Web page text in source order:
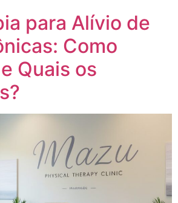
para Alívio de
Como
Quais os